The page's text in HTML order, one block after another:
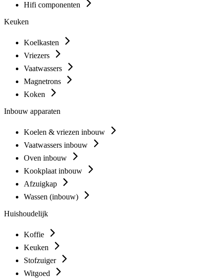
Hifi componenten
Keuken
Koelkasten
Vriezers
Vaatwassers
Magnetrons
Koken
Inbouw apparaten
Koelen & vriezen inbouw
Vaatwassers inbouw
Oven inbouw
Kookplaat inbouw
Afzuigkap
Wassen (inbouw)
Huishoudelijk
Koffie
Keuken
Stofzuiger
Witgoed